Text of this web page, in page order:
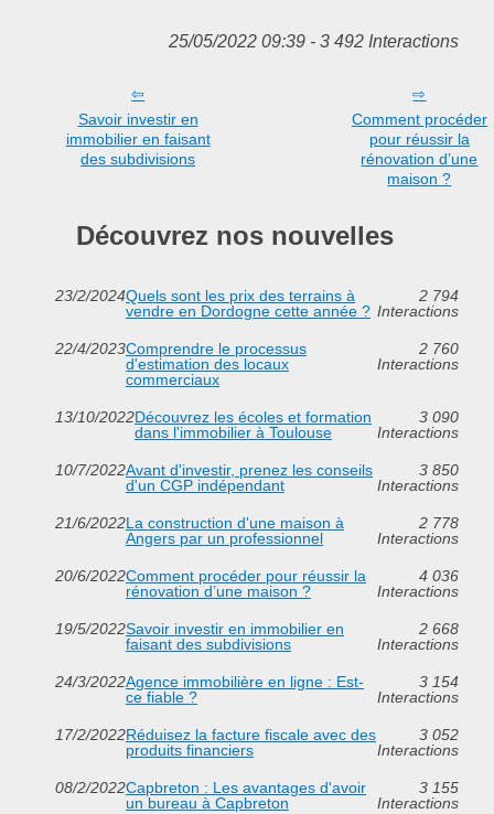
25/05/2022 09:39 - 3 492 Interactions
Savoir investir en
immobilier en faisant
des subdivisions
Comment procéder
pour réussir la
rénovation d’une
maison ?
Découvrez nos nouvelles
23/2/2024Quels sont les prix des terrains à
vendre en Dordogne cette année ?
2 794
Interactions
22/4/2023Comprendre le processus
d'estimation des locaux
commerciaux
2 760
Interactions
13/10/2022Découvrez les écoles et formation
dans l'immobilier à Toulouse
3 090
Interactions
10/7/2022Avant d'investir, prenez les conseils
d'un CGP indépendant
3 850
Interactions
21/6/2022La construction d'une maison à
Angers par un professionnel
2 778
Interactions
20/6/2022Comment procéder pour réussir la
rénovation d’une maison ?
4 036
Interactions
19/5/2022Savoir investir en immobilier en
faisant des subdivisions
2 668
Interactions
24/3/2022Agence immobilière en ligne : Est-
ce fiable ?
3 154
Interactions
17/2/2022Réduisez la facture fiscale avec des
produits financiers
3 052
Interactions
08/2/2022Capbreton : Les avantages d'avoir
un bureau à Capbreton
3 155
Interactions